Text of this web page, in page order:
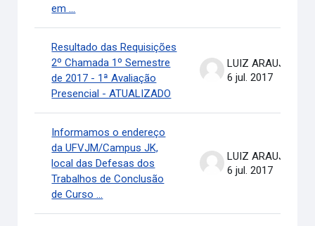
em ...
Resultado das Requisições
2º Chamada 1º Semestre
de 2017 - 1ª Avaliação
Presencial - ATUALIZADO
LUIZ ARAUJO .
6 jul. 2017
Informamos o endereço
da UFVJM/Campus JK,
local das Defesas dos
Trabalhos de Conclusão
de Curso ...
LUIZ ARAUJO .
6 jul. 2017